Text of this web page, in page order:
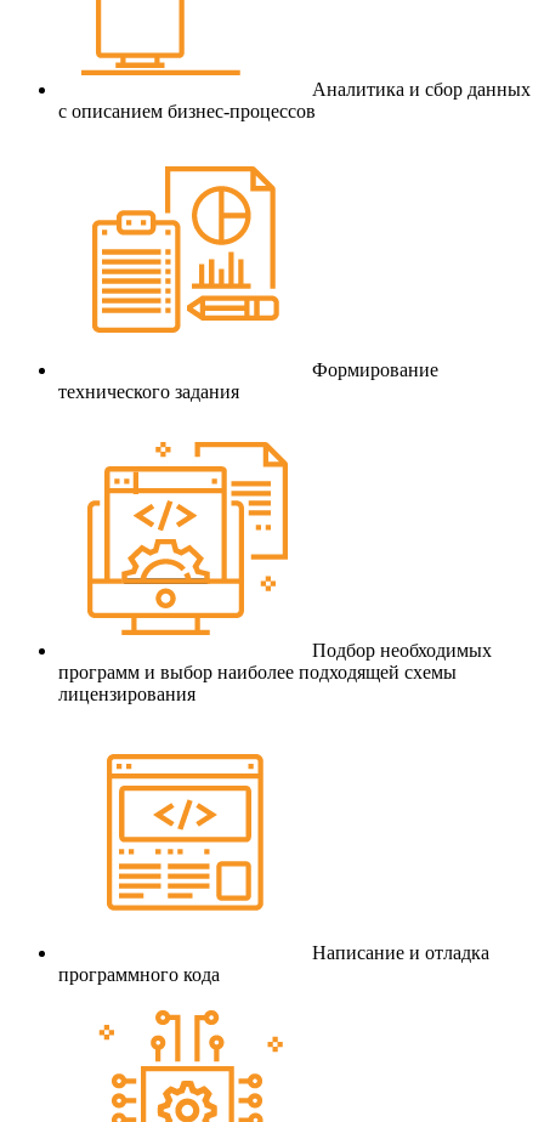
Аналитика и сбор данных
с описанием бизнес-процессов
Формирование
технического задания
Подбор необходимых
программ и выбор наиболее подходящей схемы
лицензирования
Написание и отладка
программного кода